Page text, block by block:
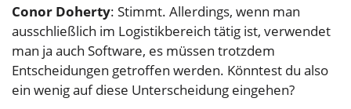
Conor Doherty: Stimmt. Allerdings, wenn man
ausschließlich im Logistikbereich tätig ist, verwendet
man ja auch Software, es müssen trotzdem
Entscheidungen getroffen werden. Könntest du also
ein wenig auf diese Unterscheidung eingehen?